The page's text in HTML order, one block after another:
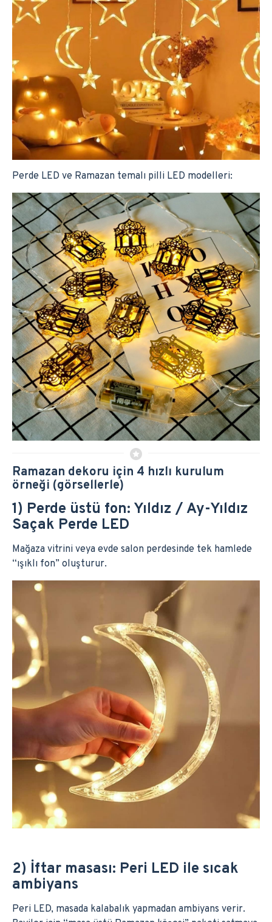
Perde LED ve Ramazan temalı pilli LED modelleri:
Ramazan dekoru için 4 hızlı kurulum
örneği (görsellerle)
1) Perde üstü fon: Yıldız / Ay-Yıldız
Saçak Perde LED
Mağaza vitrini veya evde salon perdesinde tek hamlede
“ışıklı fon” oluşturur.
2) İftar masası: Peri LED ile sıcak
ambiyans
Peri LED, masada kalabalık yapmadan ambiyans verir.